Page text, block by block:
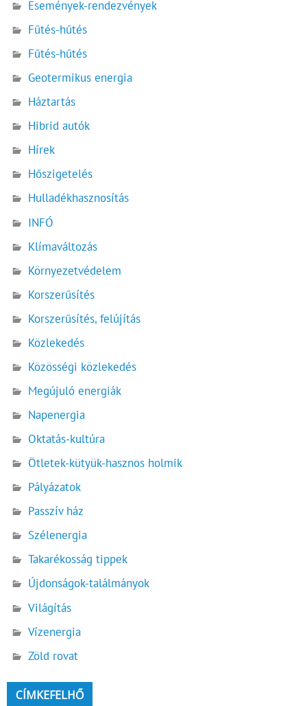
Események-rendezvények
Fűtés-hűtés
Fűtés-hűtés
Geotermikus energia
Háztartás
Hibrid autók
Hírek
Hőszigetelés
Hulladékhasznosítás
INFÓ
Klímaváltozás
Környezetvédelem
Korszerűsítés
Korszerűsítés, felújítás
Közlekedés
Közösségi közlekedés
Megújuló energiák
Napenergia
Oktatás-kultúra
Ötletek-kütyük-hasznos holmik
Pályázatok
Passzív ház
Szélenergia
Takarékosság tippek
Újdonságok-találmányok
Világítás
Vízenergia
Zöld rovat
CÍMKEFELHŐ